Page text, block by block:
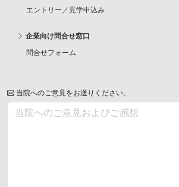
エントリー／見学申込み
企業向け問合せ窓口
問合せフォーム
当院へのご意見をお送りください。